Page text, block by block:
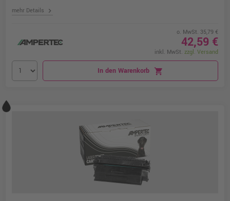
mehr Details chevron_right
o. MwSt. 35,79 €
42,59 €
inkl. MwSt. zzgl. Versand
In den Warenkorb shopping_cart